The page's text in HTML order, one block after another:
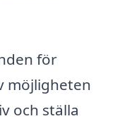
för
möjligheten
och ställa